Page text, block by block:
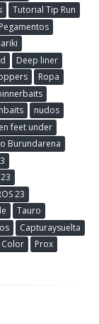
Tutorial Tip Run
Pegamentos
Deep liner
Ropa
nudos
feet under
Burundarena
23
Tauro
Capturaysuelta
Color
Prox